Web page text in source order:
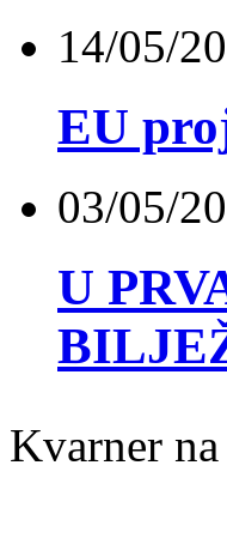
14/05/
EU
03/05/
U
Kvarner